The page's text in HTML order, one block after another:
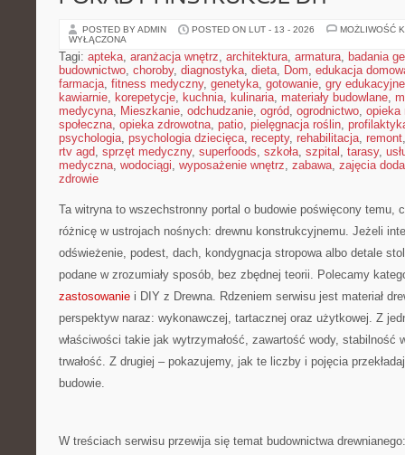
POSTED BY ADMIN POSTED ON LUT - 13 - 2026
MOŻLIWOŚĆ
WYŁĄCZONA
Tagi: apteka, aranżacja wnętrz, architektura, armatura, badania
budownictwo, choroby, diagnostyka, dieta, Dom, edukacja
farmacja, fitness medyczny, genetyka, gotowanie, gry edukacyjne
kawiarnie, korepetycje, kuchnia, kulinaria, materiały budowlane,
medycyna, Mieszkanie, odchudzanie, ogród, ogrodnictwo, opieka
społeczna, opieka zdrowotna, patio, pielęgnacja roślin,
psychologia, psychologia dziecięca, recepty, rehabilitacja, remont
rtv agd, sprzęt medyczny, superfoods, szkoła, szpital , tarasy,
medyczna, wodociągi, wyposażenie wnętrz, zabawa, zajęcia
zdrowie
Ta witryna to wszechstronny portal o budowie poświęcony temu,
różnicę w ustrojach nośnych: drewnu konstrukcyjnemu. Jeżeli
odświeżenie, podest, dach, kondygnacja stropowa albo detale
podane w zrozumiały sposób, bez zbędnej teorii. Polecamy
zastosowanie i DIY z Drewna. Rdzeniem serwisu jest materiał
perspektyw naraz: wykonawczej, tartacznej oraz użytkowej. Z
właściwości takie jak wytrzymałość, zawartość wody, stabilność
trwałość. Z drugiej – pokazujemy, jak te liczby i pojęcia
budowie.
W treściach serwisu przewija się temat budownictwa